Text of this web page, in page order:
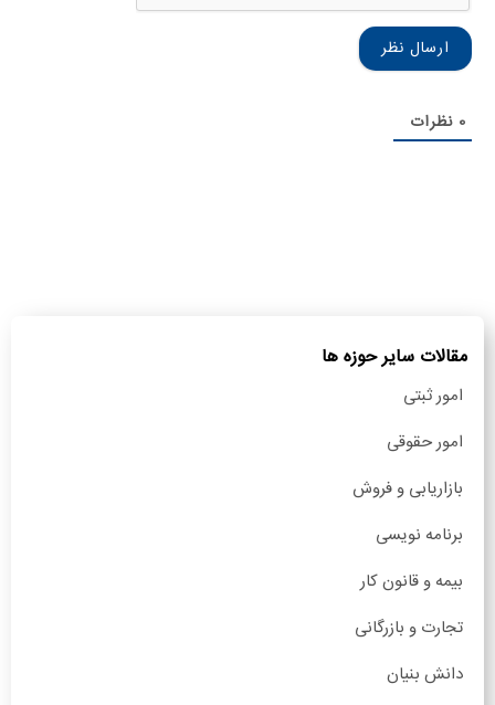
0 نظرات
مقالات سایر حوزه ها
امور ثبتی
امور حقوقی
بازاریابی و فروش
برنامه نویسی
بیمه و قانون کار
تجارت و بازرگانی
دانش بنیان